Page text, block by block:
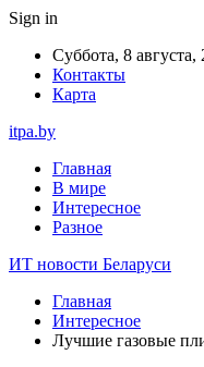
Sign in
Суббота, 8 августа,
Контакты
Карта
itpa.by
Главная
В мире
Интересное
Разное
ИТ новости Беларуси
Главная
Интересное
Лучшие газовые